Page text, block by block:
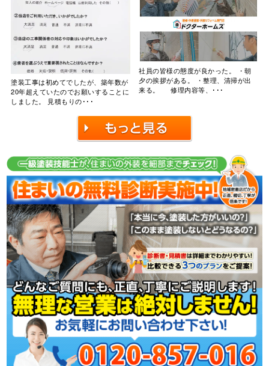
塗装工事は初めてでしたが、築年数が
20年超えていたのでお願いすることに
しました。 見積もりの･･･
社員の皆様の態度が良かった。 ・朝
夕の挨拶がある。 ・整理、清掃が出
来る。 修理内容等、･･･